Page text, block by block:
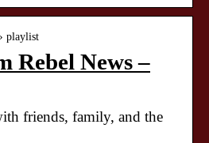
playlist
Rebel News –
friends, family, and the